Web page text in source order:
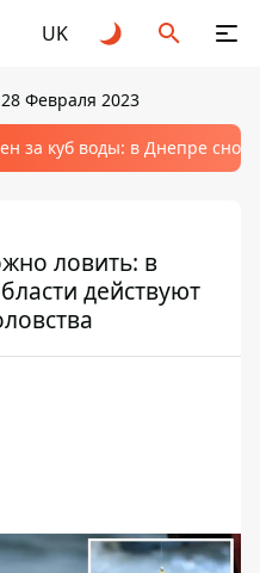
UK
Февраля 2023
за куб воды: в Днепре
ловить: в
действуют